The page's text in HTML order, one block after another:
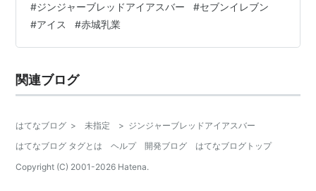
業とは？ 価格・エネルギー 実食 赤城乳業とは？ 赤城乳
業と言えば「ガリガリ君」で有名ですね。こどもの頃か
ら夏のアイスと言えばガリガリ君！と言うくらい沢山お
始ということで、２０２１年で４０周年を迎えていま
す。あのキャラクターも昔から変わっ…
#ジンジャーブレッドアイアスバー #セブンイレブン
#アイス #赤城乳業
関連ブログ
はてなブログ > 未指定 > ジンジャーブレッドアイアスバー
はてなブログ タグとは
ヘルプ 開発ブログ
はてなブログトップ
Copyright (C) 2001-2026 Hatena.